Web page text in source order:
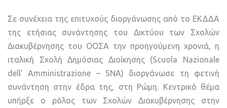
Σε συνέχεια της επιτυχούς διοργάνωσης από το ΕΚΔΔΑ
της ετήσιας συνάντησης του Δικτύου των Σχολών
Διακυβέρνησης του ΟΟΣΑ την προηγούμενη χρονιά, η
ιταλική Σχολή Δημόσιας Διοίκησης (Scuola Nazionale
dell’ Amministrazione – SNA) διοργάνωσε τη φετινή
συνάντηση στην έδρα της, στη Ρώμη. Κεντρικό θέμα
υπήρξε ο ρόλος των Σχολών Διακυβέρνησης στην